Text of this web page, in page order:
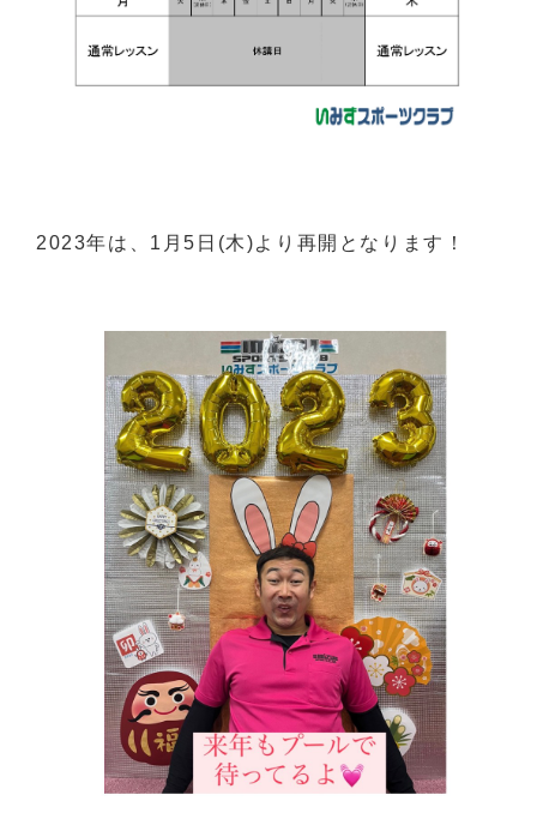
2023年は、1月5日(木)より再開となります！